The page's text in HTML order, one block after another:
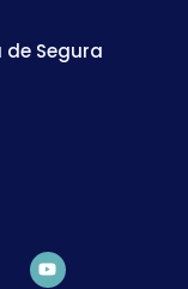
Segura